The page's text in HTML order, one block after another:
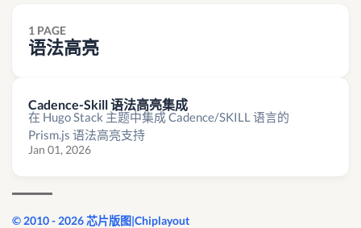
1 PAGE
语法高亮
Cadence-Skill 语法高亮集成
在 Hugo Stack 主题中集成 Cadence/SKILL 语言的
Prism.js 语法高亮支持
Jan 01, 2026
© 2010 - 2026 芯片版图|Chiplayout